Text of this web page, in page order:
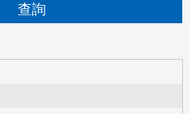
查詢